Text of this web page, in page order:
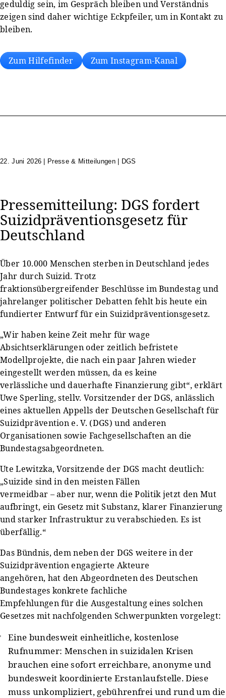
geduldig sein, im Gespräch bleiben und Verständnis
zeigen sind daher wichtige Eckpfeiler, um in Kontakt zu
bleiben.
Zum Hilfefinder Zum Instagram-Kanal
22. Juni 2026 | Presse & Mitteilungen | DGS
Pressemitteilung: DGS fordert
Suizidpräventionsgesetz für
Deutschland
Über 10.000 Menschen sterben in Deutschland jedes
Jahr durch Suizid. Trotz
fraktionsübergreifender Beschlüsse im Bundestag und
jahrelanger politischer Debatten fehlt bis heute ein
fundierter Entwurf für ein Suizidpräventionsgesetz.
„Wir haben keine Zeit mehr für wage
Absichtserklärungen oder zeitlich befristete
Modellprojekte, die nach ein paar Jahren wieder
eingestellt werden müssen, da es keine
verlässliche und dauerhafte Finanzierung gibt“, erklärt
Uwe Sperling, stellv. Vorsitzender der DGS, anlässlich
eines aktuellen Appells der Deutschen Gesellschaft für
Suizidprävention e. V. (DGS) und anderen
Organisationen sowie Fachgesellschaften an die
Bundestagsabgeordneten.
Ute Lewitzka, Vorsitzende der DGS macht deutlich:
„Suizide sind in den meisten Fällen
vermeidbar – aber nur, wenn die Politik jetzt den Mut
aufbringt, ein Gesetz mit Substanz, klarer Finanzierung
und starker Infrastruktur zu verabschieden. Es ist
überfällig.“
Das Bündnis, dem neben der DGS weitere in der
Suizidprävention engagierte Akteure
angehören, hat den Abgeordneten des Deutschen
Bundestages konkrete fachliche
Empfehlungen für die Ausgestaltung eines solchen
Gesetzes mit nachfolgenden Schwerpunkten vorgelegt:
Eine bundesweit einheitliche, kostenlose
Rufnummer: Menschen in suizidalen Krisen
brauchen eine sofort erreichbare, anonyme und
bundesweit koordinierte Erstanlaufstelle. Diese
muss unkompliziert, gebührenfrei und rund um die